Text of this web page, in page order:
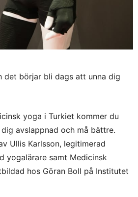
det börjar bli dags att unna dig
yoga i Turkiet kommer du
avslappnad och må bättre.
Ullis Karlsson, legitimerad
yogalärare samt Medicinsk
hos Göran Boll på Institutet